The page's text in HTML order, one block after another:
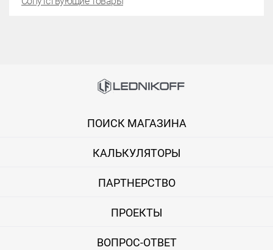
ПОИСК МАГАЗИНА
КАЛЬКУЛЯТОРЫ
ПАРТНЕРСТВО
ПРОЕКТЫ
ВОПРОС-ОТВЕТ